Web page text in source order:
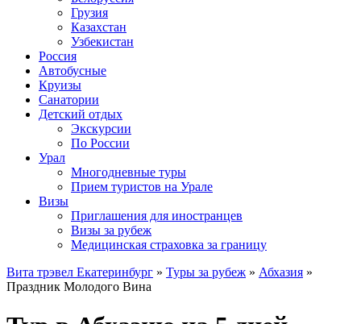
Грузия
Казахстан
Узбекистан
Россия
Автобусные
Круизы
Санатории
Детский отдых
Экскурсии
По России
Урал
Многодневные туры
Прием туристов на Урале
Визы
Приглашения для иностранцев
Визы за рубеж
Медицинская страховка за границу
Вита трэвел Екатеринбург » Туры за рубеж » Абхазия »
Праздник Молодого Вина